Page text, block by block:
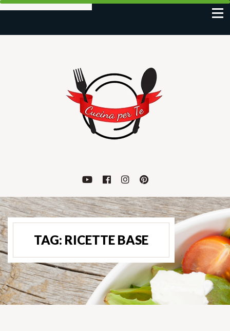
TAG: RICETTE BASE